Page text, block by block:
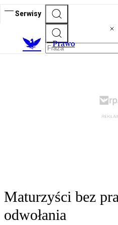
Serwisy
Prawo
Maturzyści bez
odwołania